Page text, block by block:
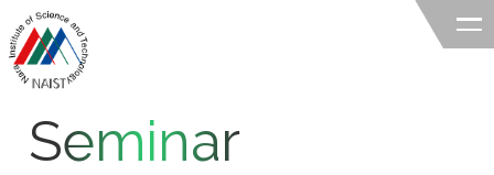
奈良先端科学技術大学院大学
Seminar